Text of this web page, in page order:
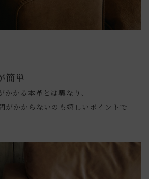
簡単
かかる本革とは異なり、
がかからないのも嬉しいポイントで